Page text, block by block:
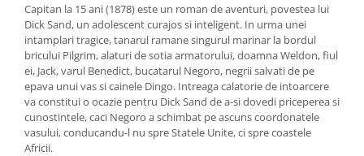
Capitan la 15 ani (1878) este un roman de aventuri, poves­tea lui
Dick Sand, un adolescent curajos si inteligent. In urma unei
intamplari tragice, tanarul ramane singurul marinar la bordul
bricului Pilgrim, alaturi de sotia armatorului, doamna Weldon, fiul
ei, Jack, varul Benedict, bucatarul Negoro, negrii salvati de pe
epava unui vas si cainele Dingo. Intreaga calato­rie de intoarcere
va constitui o ocazie pentru Dick Sand de a-si dovedi priceperea si
cunostintele, caci Negoro a schimbat pe ascuns coordonatele
vasului, conducandu-l nu spre Statele Unite, ci spre coastele
Africii.